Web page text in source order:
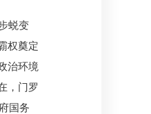
蜕变
权奠定
治环境
，门罗
国务